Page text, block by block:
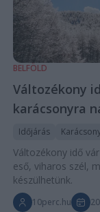
BELFÖLD
Változékony
karácsonyra
Időjárás
Változékony idő
eső, viharos szél,
készülhetünk.
10perc.hu